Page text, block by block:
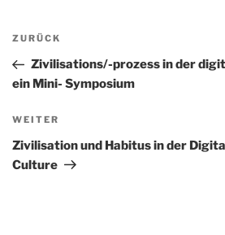
Beitragsnavigation
Vorheriger
Beitrag
ZURÜCK
Zivilisations/-prozess in der
ein Mini- Symposium
Nächster
Beitrag
WEITER
Zivilisation und Habitus in der
Culture